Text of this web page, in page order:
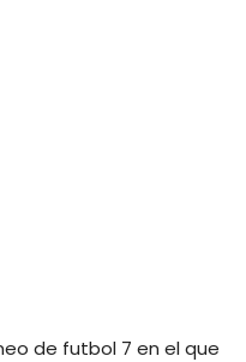
de futbol 7 en el que